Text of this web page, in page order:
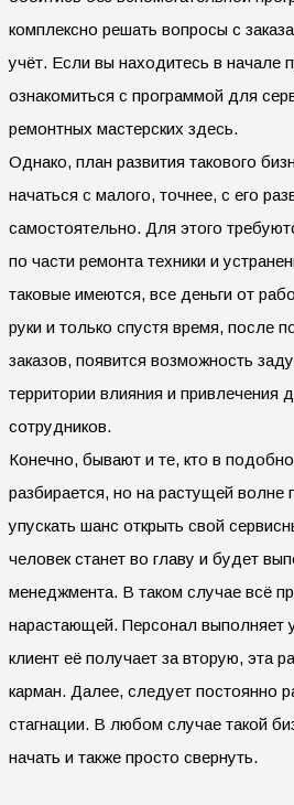
комплексно решать вопросы с
учёт. Если вы находитесь в начале
ознакомиться с программой для
ремонтных мастерских здесь.
Однако, план развития такового
начаться с малого, точнее, с его
самостоятельно. Для этого
по части ремонта техники и
таковые имеются, все деньги от
руки и только спустя время, после
заказов, появится возможность
территории влияния и привлечения
сотрудников.
Конечно, бывают и те, кто в
разбирается, но на растущей волне
упускать шанс открыть свой
человек станет во главу и будет
менеджмента. В таком случае всё
нарастающей. Персонал выполняет
клиент её получает за вторую, эта
карман. Далее, следует постоянно
стагнации. В любом случае такой
начать и также просто свернуть.